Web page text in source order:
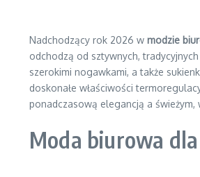
Nadchodzący rok 2026 w modzie
odchodzą od sztywnych,
szerokimi nogawkami, a także
doskonałe właściwości
ponadczasową elegancją a
Moda biurowa